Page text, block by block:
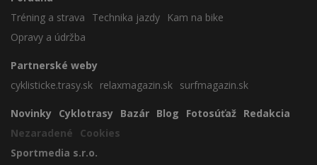
Tréning a strava
Technika jazdy
Kam na bike
Opravy a údržba
Partnerské weby
cyklisticke.trasy.sk relaxmagazin.sk surfmagazin.sk
Novinky Cyklotrasy Bazár Blog Fotosúťaž Redakcia
Nezaradené
Cookies
Sportmedia s.r.o.